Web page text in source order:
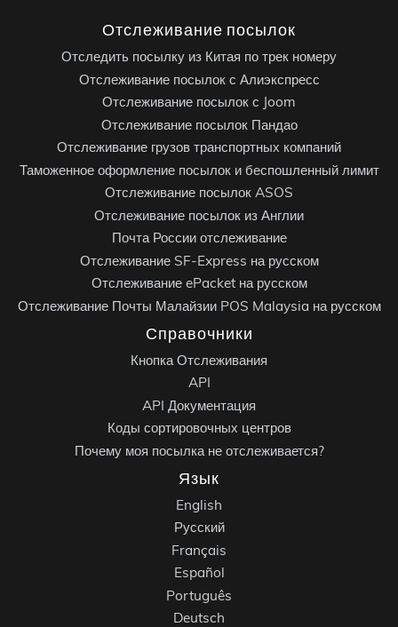
Отслеживание посылок
Отследить посылку из Китая по трек номеру
Отслеживание посылок с Алиэкспресс
Отслеживание посылок с Joom
Отслеживание посылок Пандао
Отслеживание грузов транспортных компаний
Таможенное оформление посылок и беспошленный лимит
Отслеживание посылок ASOS
Отслеживание посылок из Англии
Почта России отслеживание
Отслеживание SF-Express на русском
Отслеживание ePacket на русском
Отслеживание Почты Малайзии POS Malaysia на русском
Справочники
Кнопка Отслеживания
API
API Документация
Коды сортировочных центров
Почему моя посылка не отслеживается?
Язык
English
Русский
Français
Español
Português
Deutsch